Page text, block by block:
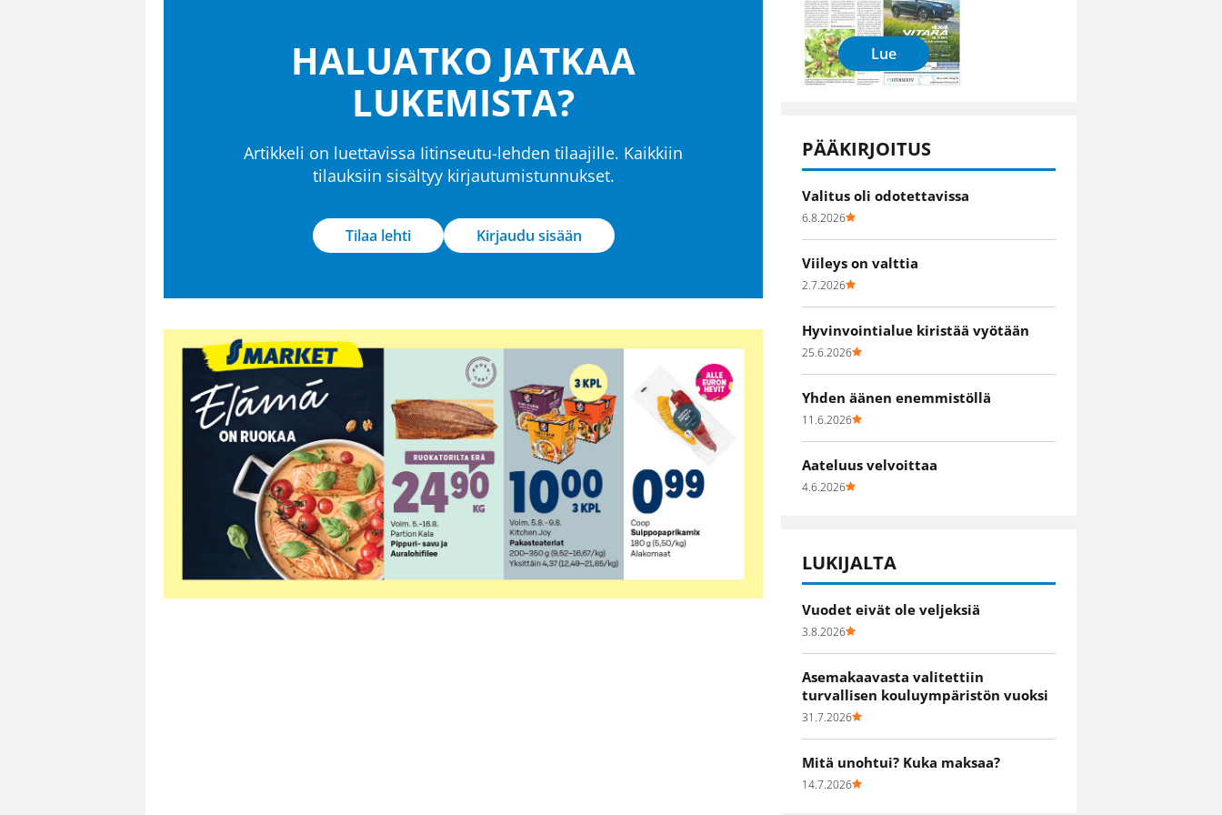
HALUATKO JATKAA
LUKEMISTA?
Artikkeli on luettavissa Iitinseutu-lehden tilaajille. Kaikkiin
tilauksiin sisältyy kirjautumistunnukset.
Tilaa lehti Kirjaudu sisään
Lue
PÄÄKIRJOITUS
Valitus oli odotettavissa
6.8.2026
Viileys on valttia
2.7.2026
Hyvinvointialue kiristää vyötään
25.6.2026
Yhden äänen enemmistöllä
11.6.2026
Aateluus velvoittaa
4.6.2026
LUKIJALTA
Vuodet eivät ole veljeksiä
3.8.2026
Asemakaavasta valitettiin
turvallisen kouluympäristön vuoksi
31.7.2026
Mitä unohtui? Kuka maksaa?
14.7.2026